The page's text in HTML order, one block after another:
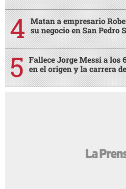
Matan a empresario
su negocio en San Pedro
Fallece Jorge Messi a los
en el origen y la carrera